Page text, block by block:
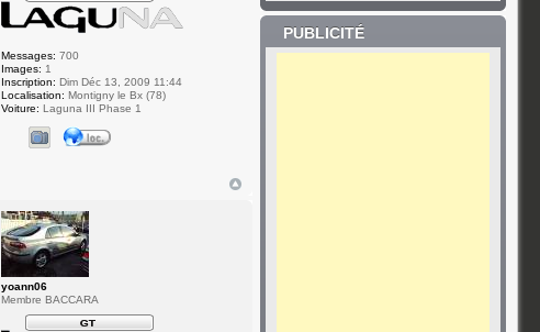
Messages: 700
Images: 1
Inscription: Dim Déc 13, 2009 11:44
Localisation: Montigny le Bx (78)
Voiture: Laguna III Phase 1
yoann06
Membre BACCARA
PUBLICITÉ